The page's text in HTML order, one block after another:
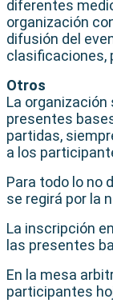
diferentes
organización
difusión del
clasificaciones,
Otros
La
presentes
partidas,
a los
Para todo lo no
se regirá por la
La inscripción
las presentes
En la mesa
participantes